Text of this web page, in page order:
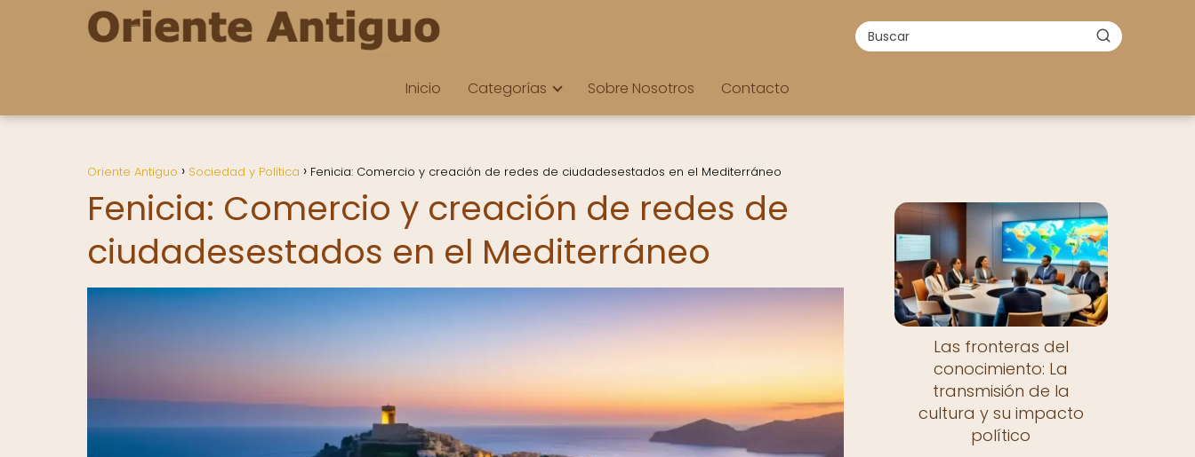
Inicio Categorías Sobre Nosotros Contacto
Oriente Antiguo Sociedad y Política Fenicia: Comercio y creación de redes de ciudadesestados en el Mediterráneo
Fenicia: Comercio y creación de redes de
ciudadesestados en el Mediterráneo
Las fronteras del
conocimiento: La
transmisión de la
cultura y su impacto
político